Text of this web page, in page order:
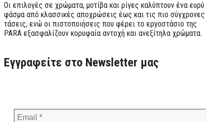
Οι επιλογές σε χρώματα, μοτίβα και ρίγες καλύπτουν ένα ευρύ
φάσμα από κλασσικές αποχρώσεις έως και τις πιο σύγχρονες
τάσεις, ενώ οι πιστοποιήσεις που φέρει το εργοστάσιο της
PARA εξασφαλίζουν κορυφαία αντοχή και ανεξίτηλα χρώματα.
Εγγραφείτε στο Newsletter μας